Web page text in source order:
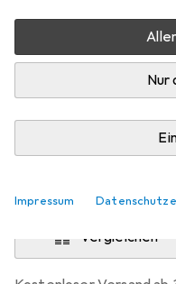
Nur
Impressum
Zwischen Di, 18.8.
Mehr als 10 Stück
Benachrichtigen,
Lieferort angeben
Vergleichen